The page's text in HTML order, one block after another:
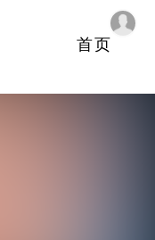
首页